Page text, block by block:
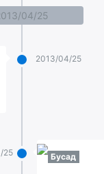
04/25
2013/04/25
25 Бусад